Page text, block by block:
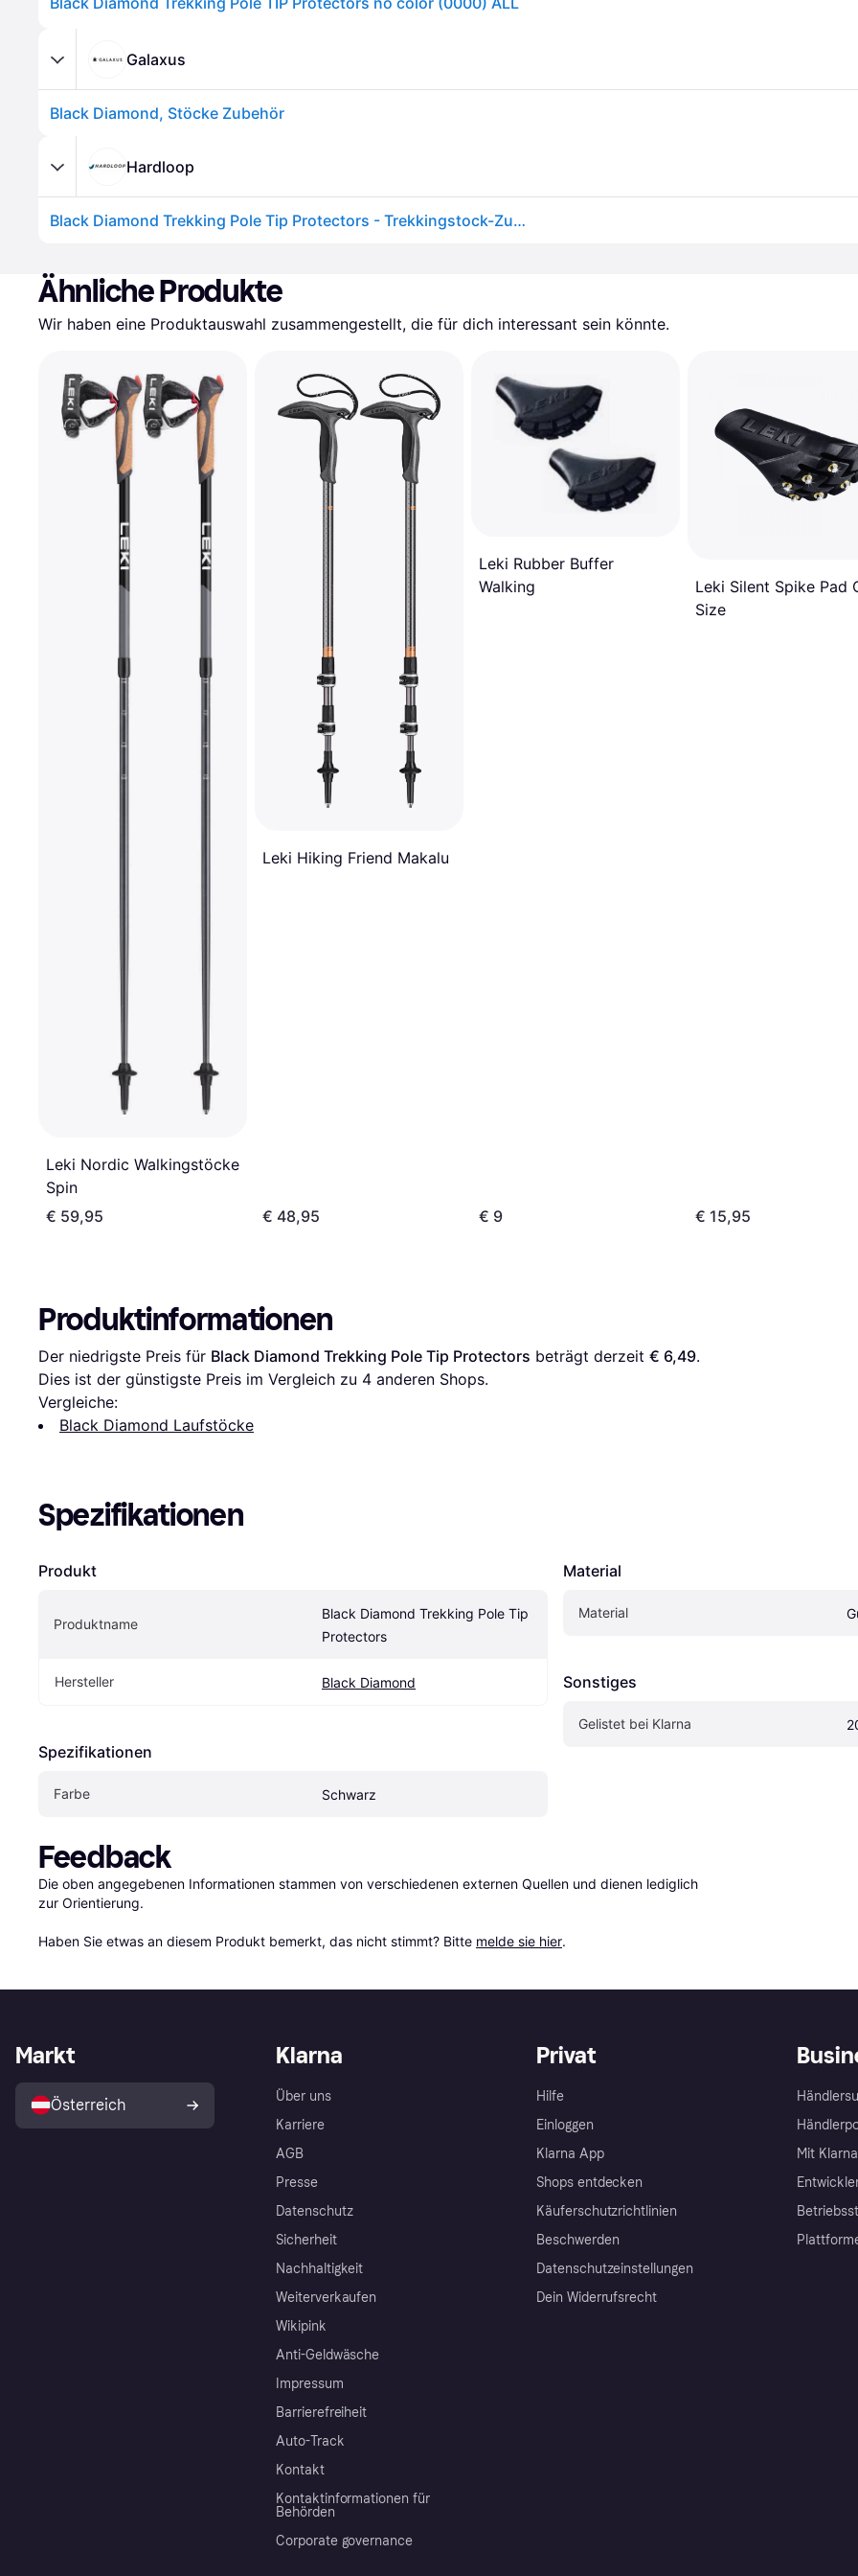
Galaxus
Black Diamond, Stöcke Zubehör
Hardloop
Black Diamond Trekking Pole Tip Protectors - Trekkingstock-Zubehör One Size
Ähnliche Produkte
Wir haben eine Produktauswahl zusammengestellt, die für dich interessant sein könnte.
Leki Nordic Walkingstöcke
Spin
€ 59,95
Leki Hiking Friend Makalu
€ 48,95
Leki Rubber Buffer
Walking
€ 9
Leki Silent Spike Pad
Size
€ 15,95
Produktinformationen
Der niedrigste Preis für Black Diamond Trekking Pole Tip Protectors beträgt derzeit € 6,49.
Dies ist der günstigste Preis im Vergleich zu 4 anderen Shops.
Vergleiche:
Black Diamond Laufstöcke
Spezifikationen
Produkt
Produktname
Black Diamond Trekking Pole Tip
Protectors
Hersteller Black Diamond
Spezifikationen
Farbe Schwarz
Material
Material
Sonstiges
Gelistet bei Klarna
Feedback
Die oben angegebenen Informationen stammen von verschiedenen externen Quellen und dienen lediglich
zur Orientierung.
Haben Sie etwas an diesem Produkt bemerkt, das nicht stimmt? Bitte melde sie hier.
Klarna
Über uns
Karriere
AGB
Presse
Datenschutz
Sicherheit
Nachhaltigkeit
Weiterverkaufen
Wikipink
Anti-Geldwäsche
Impressum
Barrierefreiheit
Auto-Track
Kontakt
Kontaktinformationen für
Behörden
Corporate governance
Privat
Hilfe
Einloggen
Klarna App
Shops entdecken
Käuferschutzrichtlinien
Beschwerden
Datenschutzeinstellungen
Dein Widerrufsrecht
Mit
Markt
Österreich